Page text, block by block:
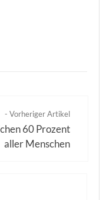
- Vorheriger Artikel
60 Prozent
aller Menschen